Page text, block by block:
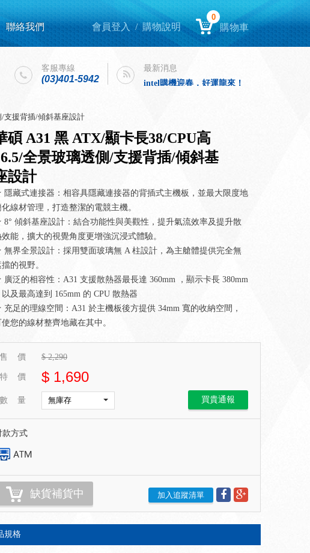
聯絡我們 會員登入 /購物說明
0
購物車
客服專線
(03)401-5942
最新消息
Lenovo Yoga book 9i 開箱
intel購機迎春，好運龍來！
支援背插/傾斜基座設計
碩 A31 黑 ATX/顯卡長38/CPU高
全景玻璃透側/支援背插/傾斜基
設計
藏式連接器：相容具隱藏連接器的背插式主機板，並最大限度地
化線材管理，打造整潔的電競主機。
傾斜基座設計：結合功能性與美觀性，提升氣流效率及提升散
效能，擴大的視覺角度更增強沉浸式體驗。
界全景設計：採用雙面玻璃無 A 柱設計，為主艙體提供完全無
的視野。
泛的相容性：A31 支援散熱器最長達 360mm ，顯示卡長 380mm
以及最高達到 165mm 的 CPU 散熱器
足的理線空間：A31 於主機板後方提供 34mm 寬的收納空間，
使您的線材整齊地藏在其中。
售 價 $2,290
特 價 $ 1,690
數 量 買貴通報
款方式
缺貨補貨中 加入追蹤清單
規格